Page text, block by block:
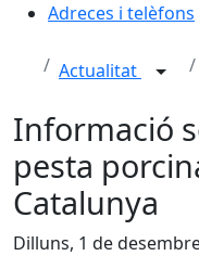
Adreces i telèfons
Actualitat
Informació
pesta
Catalunya
Dilluns, 1 de